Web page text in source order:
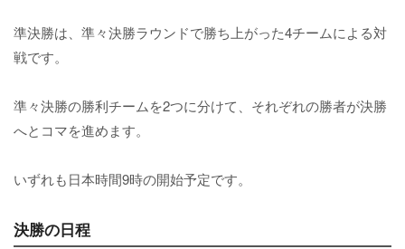
準決勝は、準々決勝ラウンドで勝ち上がった4チームによる対
戦です。
準々決勝の勝利チームを2つに分けて、それぞれの勝者が決勝
へとコマを進めます。
いずれも日本時間9時の開始予定です。
決勝の日程